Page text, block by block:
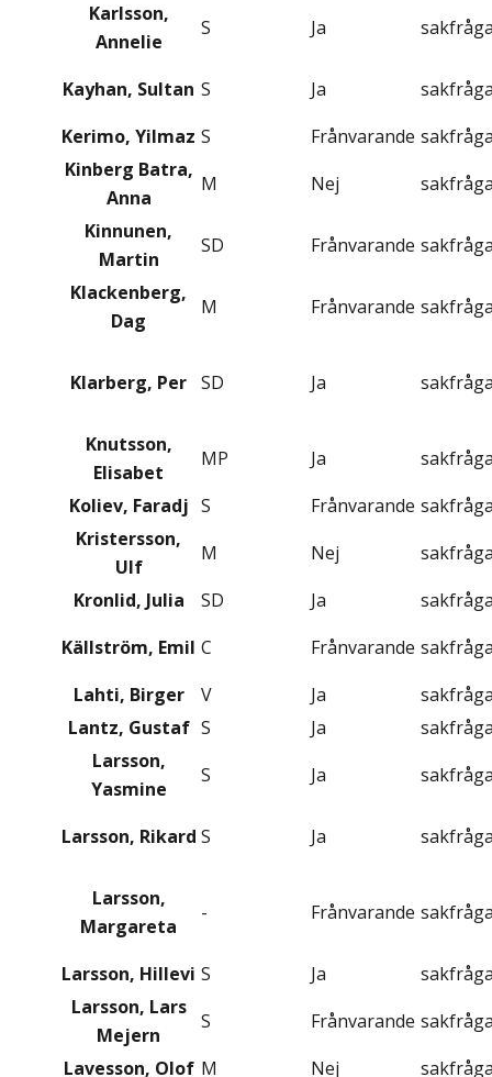
Karlsson,
Annelie
S Ja
Kayhan, Sultan S Ja
Kerimo, Yilmaz S Frånvarande
Kinberg Batra,
Anna
M Nej
Kinnunen,
Martin
SD Frånvarande
Klackenberg,
Dag
M Frånvarande
Klarberg, Per SD Ja
Knutsson,
Elisabet
MP Ja
Koliev, Faradj S Frånvarande
Kristersson,
Ulf
M Nej
Kronlid, Julia
SD Ja
Källström, Emil C Frånvarande
Lahti, Birger
V Ja
Lantz, Gustaf S Ja
Larsson,
Yasmine
S Ja
Larsson, Rikard S Ja
Larsson,
Margareta
- Frånvarande
Larsson, Hillevi S Ja
Larsson, Lars
Mejern
S Frånvarande
Lavesson, Olof M Nej